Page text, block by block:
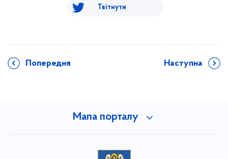
Твітнути
Попередня Наступна
Мапа порталу